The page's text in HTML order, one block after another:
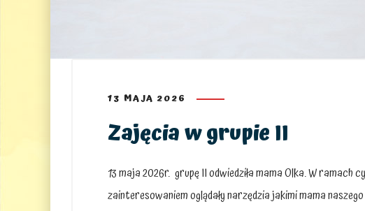
13 MAJA 2026
Zajęcia w grupie II
13 maja 2026r. grupę II odwiedziła mama Olka. W ramach
zainteresowaniem oglądały narzędzia jakimi mama